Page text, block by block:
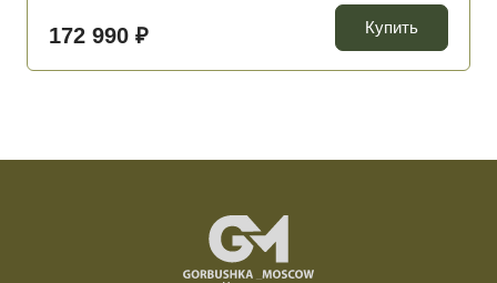
172 990 ₽ Купить